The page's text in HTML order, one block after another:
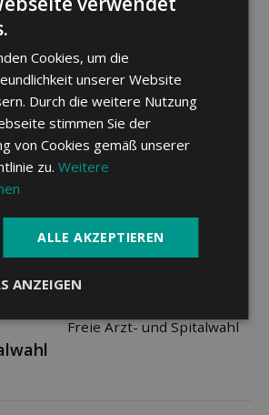
Berücksichtigung des
Halbprivat: 35% der
Kosten, max. CHF 2'000
pro Kalenderjahr
Privat: 50% der Kosten,
max. CHF 4'000 pro
Freie Arzt- und Spitalwahl
Cookies, um die
unserer Website
Durch die weitere Nutzung
stimmen Sie der
von Cookies gemäß unserer
zu.Weitere
ALLE AKZEPTIEREN
ANZEIGEN